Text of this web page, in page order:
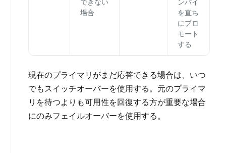
できない
場合
ンバイ
を直ち
にプロ
モート
する
現在のプライマリがまだ応答できる場合は、いつ
でもスイッチオーバーを使用する。元のプライマ
リを待つよりも可用性を回復する方が重要な場合
にのみフェイルオーバーを使用する。